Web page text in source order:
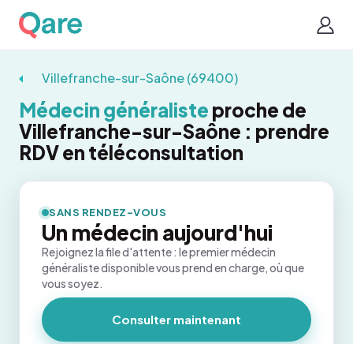
Villefranche-sur-Saône (69400)
Médecin généraliste proche de
Villefranche-sur-Saône : prendre
RDV en téléconsultation
SANS RENDEZ-VOUS
Un médecin aujourd'hui
Rejoignez la file d'attente : le premier médecin
généraliste disponible vous prend en charge, où que
vous soyez.
Consulter maintenant